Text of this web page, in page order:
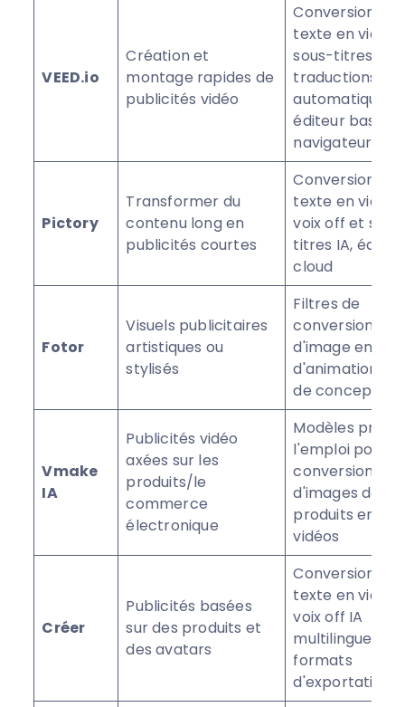
VEED.io
Création et
montage rapides de
publicités vidéo
Conversion de
texte en vidéo,
sous-titres et
traductions
automatiques,
éditeur basé
navigateur.
Pictory
Transformer du
contenu long en
publicités courtes
Conversion de
texte en vidéo,
voix off et
titres IA,
cloud
Fotor
Visuels publicitaires
artistiques ou
stylisés
Filtres de
conversion
d'image en
d'animation et
de conception
Vmake
IA
Publicités vidéo
axées sur les
produits/le
commerce
électronique
Modèles prêts
l'emploi pour la
conversion
d'images de
produits en
vidéos
Créer
Publicités basées
sur des produits et
des avatars
Conversion de
texte en vidéo,
voix off IA
multilingues,
formats
d'exportation